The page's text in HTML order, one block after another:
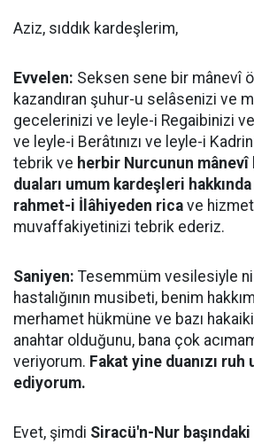
Aziz, sıddık kardeşlerim,
Evvelen: Seksen sene bir mânevî
kazandıran şuhur-u selâsenizi ve
gecelerinizi ve leyle-i Regaibinizi ve
ve leyle-i Berâtınızı ve leyle-i
tebrik ve herbir Nurcunun mânevî
duaları umum kardeşleri
rahmet-i İlâhiyeden rica ve
muvaffakiyetinizi tebrik ederiz.
Saniyen: Tesemmüm vesilesiyle
hastalığının musibeti, benim
merhamet hükmüne ve bazı
anahtar olduğunu, bana çok
veriyorum. Fakat yine duanızı ruh
ediyorum.
Evet, şimdi Siracü'n-Nur başındaki